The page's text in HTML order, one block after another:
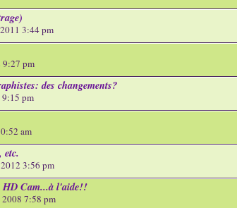
3:44 pm
pm
des changements?
pm
am
3:56 pm
HD Cam...à l'aide!!
7:58 pm